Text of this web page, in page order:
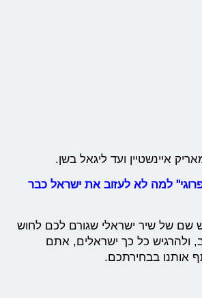
איינשטיין ועד ליגאל בשן.
"פרוגי" למה לא לעזוב את ישראל כבר
של שיר ישראלי שגורם לכם לחוש
ולהרגיש כל כך ישראלים, אתם
אותנו בבחירתכם.